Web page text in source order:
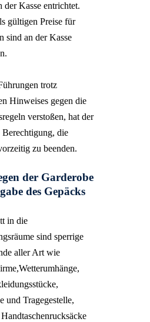
der Kasse entrichtet.
gültigen Preise für
sind an der Kasse
trotz
Hinweises gegen die
verstoßen, hat der
die
zu beenden.
der Garderobe
des Gepäcks
in die
sind sperrige
aller Art wie
und Tragegestelle,